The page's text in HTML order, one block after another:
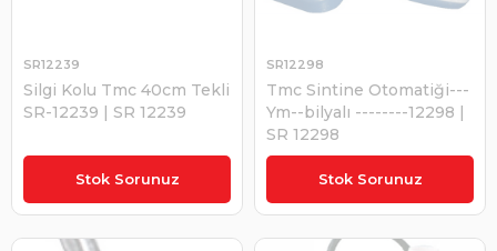
Stok Sorunuz
Silgi Kolu Tmc 40cm Tekli
SR-12239 | SR 12239
SR12239
₺930,38 Stok Sorunuz
Tmc Sintine Otomatiği---
Ym--bilyalı --------12298 |
SR 12298
SR12298
₺811,10